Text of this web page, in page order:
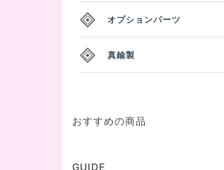
オプションパーツ
真鍮製
おすすめの商品
GUIDE